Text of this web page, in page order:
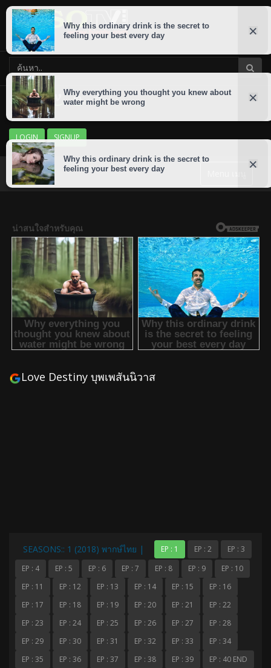
LOGIN SIGNUP
Love Destiny บุพเพสันนิวาส
SEASONS:: 1 (2018) พากษ์ไทย | EP : 1 EP : 2
EP : 3
EP : 4
EP : 5 EP : 6 EP : 7 EP : 8 EP : 9
EP : 10
EP : 11
EP : 12 EP : 13 EP : 14 EP : 15
EP : 16
EP : 17
EP : 18 EP : 19 EP : 20 EP : 21
EP : 22
EP : 23
EP : 24 EP : 25 EP : 26 EP : 27
EP : 28
EP : 29
EP : 30 EP : 31 EP : 32 EP : 33
EP : 34
EP : 35
EP : 36 EP : 37 EP : 38 EP : 39 EP : 40 END